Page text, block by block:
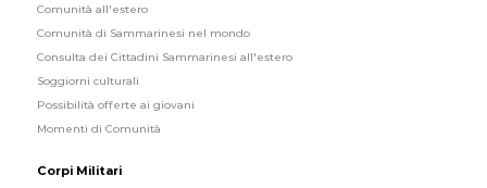
Comunità all'estero
Comunità di Sammarinesi nel mondo
Consulta dei Cittadini Sammarinesi all'estero
Soggiorni culturali
Possibilità offerte ai giovani
Momenti di Comunità
Corpi Militari